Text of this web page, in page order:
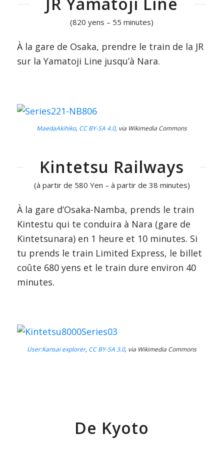
(820 yens – 55 minutes)
À la gare de Osaka, prendre le train de la JR
sur la Yamatoji Line jusqu’à Nara.
MaedaAkihiko, CC BY-SA 4.0, via Wikimedia Commons
Kintetsu Railways
(à partir de 580 Yen – à partir de 38 minutes)
À la gare d’Osaka-Namba, prends le train
Kintestu qui te conduira à Nara (gare de
Kintetsunara) en 1 heure et 10 minutes. Si
tu prends le train Limited Express, le billet
coûte 680 yens et le train dure environ 40
minutes.
User:Kansai explorer, CC BY-SA 3.0, via Wikimedia Commons
De Kyoto